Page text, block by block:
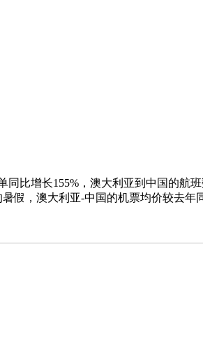
长155%，澳大利亚到中国的航班
假，澳大利亚-中国的机票均价较去年